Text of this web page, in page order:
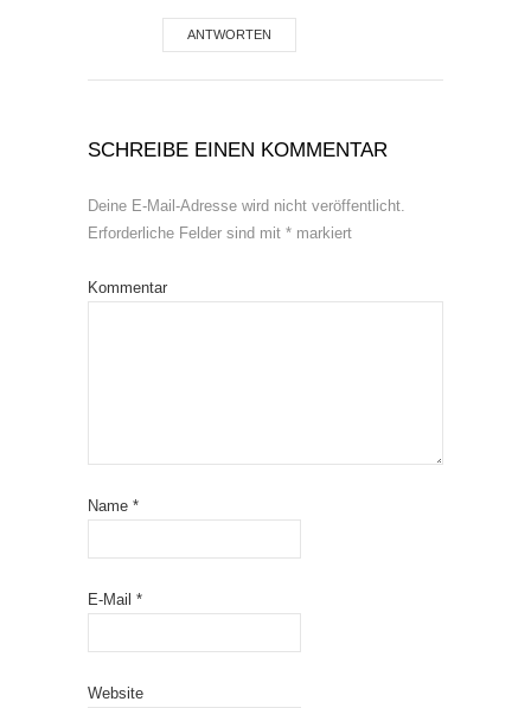
ANTWORTEN
SCHREIBE EINEN KOMMENTAR
Deine E-Mail-Adresse wird nicht veröffentlicht.
Erforderliche Felder sind mit * markiert
Kommentar
Name *
E-Mail *
Website